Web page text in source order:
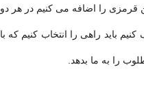
قرمزی را اضافه می کنیم در هر دو
باید راهی را انتخاب کنیم که با
را به ما بدهد.